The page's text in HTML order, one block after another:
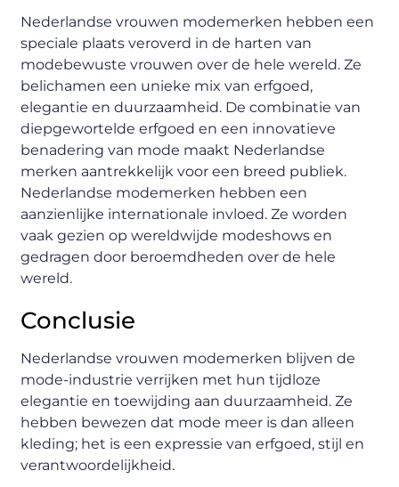
Nederlandse vrouwen modemerken hebben een
speciale plaats veroverd in de harten van
modebewuste vrouwen over de hele wereld. Ze
belichamen een unieke mix van erfgoed,
elegantie en duurzaamheid. De combinatie van
diepgewortelde erfgoed en een innovatieve
benadering van mode maakt Nederlandse
merken aantrekkelijk voor een breed publiek.
Nederlandse modemerken hebben een
aanzienlijke internationale invloed. Ze worden
vaak gezien op wereldwijde modeshows en
gedragen door beroemdheden over de hele
wereld.
Conclusie
Nederlandse vrouwen modemerken blijven de
mode-industrie verrijken met hun tijdloze
elegantie en toewijding aan duurzaamheid. Ze
hebben bewezen dat mode meer is dan alleen
kleding; het is een expressie van erfgoed, stijl en
verantwoordelijkheid.